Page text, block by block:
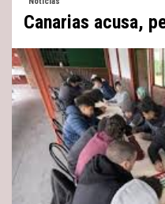
Canarias acusa,